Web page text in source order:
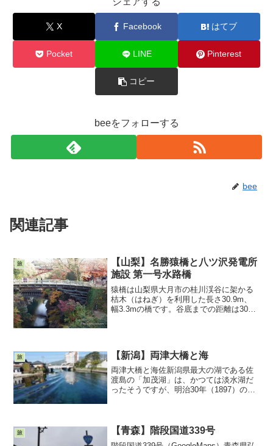
X Facebook はてブ
Pocket LINE Pinterest
コピー
beeをフォローする
bee
関連記事
旅
【山梨】名勝猿橋と八ツ沢発電所
施設 第一号水路橋
猿橋は山梨県大月市の桂川渓谷に架かる
桔木（はねぎ）を利用した長さ30.9m、
幅3.3mの橋です。谷底までの距離は30m
旅 【新潟】両津大橋と海
両津大橋と海佐新潟県最大の湖である佐
渡島の「加茂湖」は、かつては淡水湖だ
ったそうですが、明治30年（1897）の大
自然災害が起こる...
旅 【青森】階段国道339号